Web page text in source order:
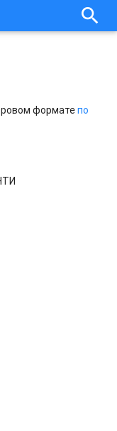
search
форматепо